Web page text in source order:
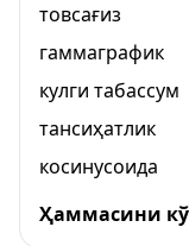
товсағиз
гаммаграфик
кулги табассум
тансиҳатлик
косинусоида
Ҳаммасини